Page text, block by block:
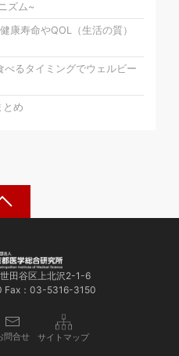
ズム~
康寿命やQOL（生活の質）
るタイミングでウェルビー
とめ
田谷区上北沢2-1-6
Fax：03-5316-3150
問合せ サイトマップ